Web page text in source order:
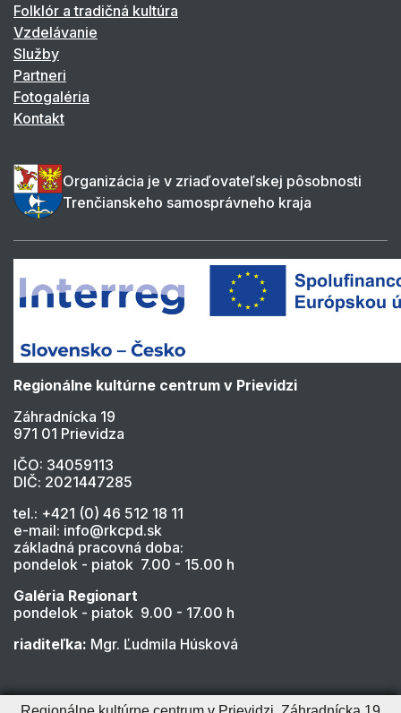
Folklór a tradičná kultúra
Vzdelávanie
Služby
Partneri
Fotogaléria
Kontakt
Organizácia je v zriaďovateľskej pôsobnosti
Trenčianskeho samosprávneho kraja
Regionálne kultúrne centrum v Prievidzi
Záhradnícka 19
971 01 Prievidza
IČO: 34059113
DIČ: 2021447285
tel.: +421 (0) 46 512 18 11
e-mail: info@rkcpd.sk
základná pracovná doba:
pondelok - piatok 7.00 - 15.00 h
Galéria Regionart
pondelok - piatok 9.00 - 17.00 h
riaditeľka: Mgr. Ľudmila Húsková